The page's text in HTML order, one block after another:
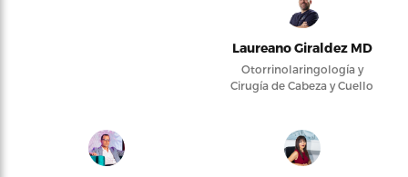
Laureano Giraldez MD
Otorrinolaringología y
Cirugía de Cabeza y Cuello